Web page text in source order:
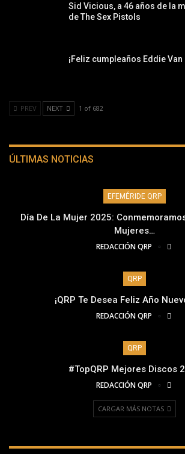
Sid Vicious, a 46 años de la
de The Sex Pistols
¡Feliz cumpleaños Eddie Van
PREV NEXT 1 of 682
ÚLTIMAS NOTICIAS
EFEMÉRIDE QRP
Día De La Mujer 2025:
Mujeres…
REDACCIÓN QRP
QRP
¡QRP Te Desea Feliz Año
REDACCIÓN QRP
QRP
#TopQRP Mejores Discos
REDACCIÓN QRP
CARGAR MÁS NOTAS